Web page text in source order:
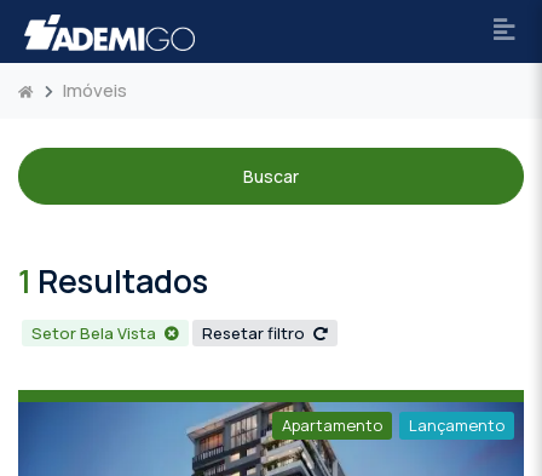
Imóveis
Buscar
1 Resultados
Setor Bela Vista Resetar filtro
Apartamento Lançamento